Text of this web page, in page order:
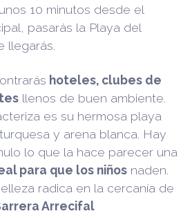
10 minutos desde el
pasarás la Playa del
llegarás.
hoteles, clubes de
llenos de buen ambiente.
es su hermosa playa
y arena blanca. Hay
nulo lo que la hace parecer una
para que los niños naden.
radica en la cercanía de
Arrecifal